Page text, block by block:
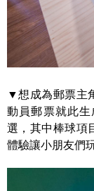
▼想成為郵票主
動員郵票就此
選，其中棒球項
體驗讓小朋友們